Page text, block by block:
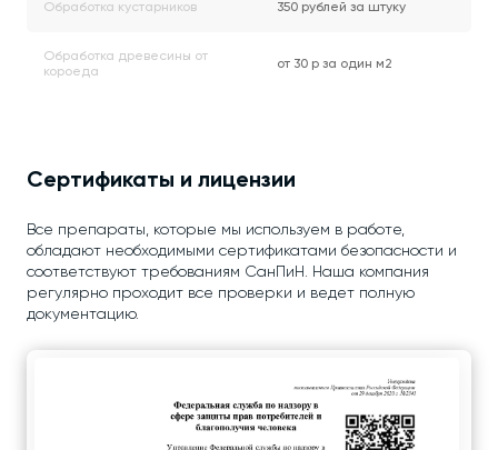
Обработка кустарников 350 рублей за штуку
Обработка древесины от
короеда
от 30 р за один м2
Сертификаты и лицензии
Все препараты, которые мы используем в работе,
обладают необходимыми сертификатами безопасности и
соответствуют требованиям СанПиН. Наша компания
регулярно проходит все проверки и ведет полную
документацию.